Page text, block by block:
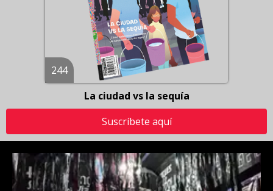
244
La ciudad vs la sequía
Suscríbete aquí